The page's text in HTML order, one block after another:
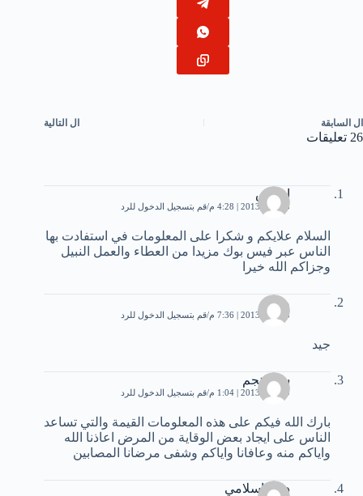
ال السابقة ال التالية
26 تعليقات
ادريس
5 يونيو، 2013 | 4:28 م قم بتسجيل الدخول للرد
السلام علايكم و شكرا على المعلومات في استفادت بها
الناس عبر فيس بوك مزيدا من العطاء والعمل النبيل
وجزاكم الله خيرا
محمد
5 يونيو، 2013 | 7:36 م قم بتسجيل الدخول للرد
جيد
سائد نجم
9 يونيو، 2013 | 1:04 م قم بتسجيل الدخول للرد
بارك الله فيكم على هذه المعلومات القيمة والتي تساعد
الناس على ايجاد بعض الوقاية من المرض اعاذنا الله
واياكم منه وعافانا واياكم وشفى مرضانا المصابين
درة بإسلامي